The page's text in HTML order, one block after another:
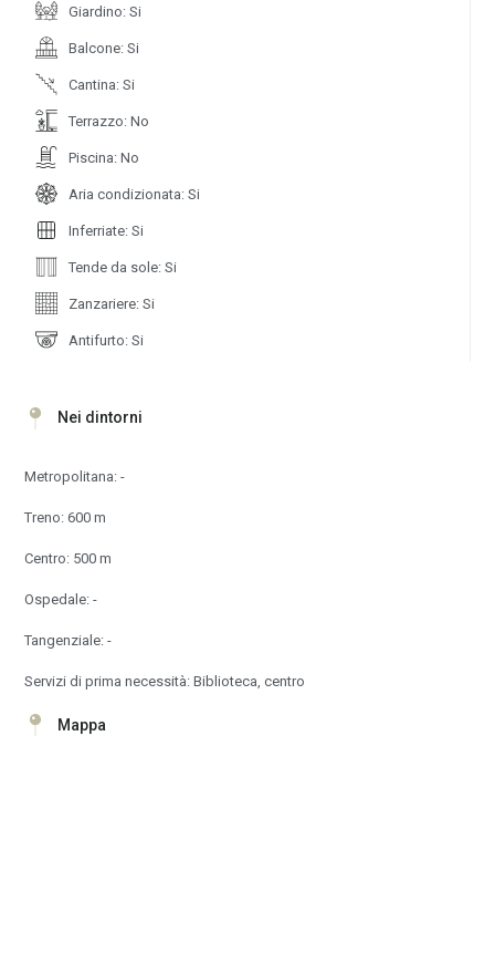
Giardino: Si
Balcone: Si
Cantina: Si
Terrazzo: No
Piscina: No
Aria condizionata: Si
Inferriate: Si
Tende da sole: Si
Zanzariere: Si
Antifurto: Si
Nei dintorni
Metropolitana: -
Treno: 600 m
Centro: 500 m
Ospedale: -
Tangenziale: -
Servizi di prima necessità: Biblioteca, centro
Mappa